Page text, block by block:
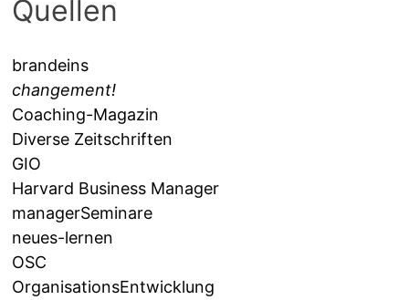
Quellen
brandeins
changement!
Coaching-Magazin
Diverse Zeitschriften
GIO
Harvard Business Manager
managerSeminare
neues-lernen
OSC
OrganisationsEntwicklung